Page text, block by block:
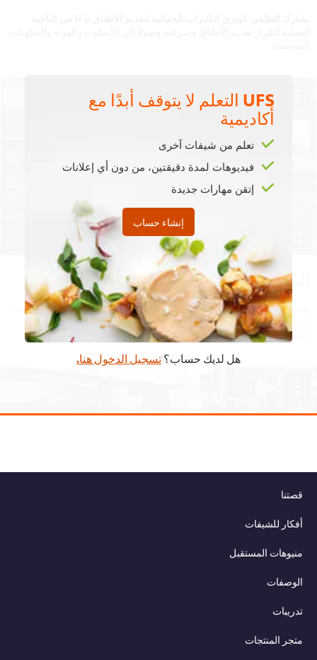
This video player may use cookies or other
browser storage. If you agree to this please
click the Accept button below.
المكونات
يستخدم الطاهي كوتزي البطاطا الحلوة ليناقش مكونات الطبق الجيد. اكتشف،
ابتداءً من درجة الحرارة إلى القوام، العناصر الجمالية التي ترافق الوصفة
لتحضير طبق بطاطا حلوة في مطعم Urbanologi.
للأطباق بفضل أفضل النصائح حول استخدام نظام شبكة لتجنب المساحات
UFS التعلم لا يتوقف أبدًا مع
أكاديمية
تعلم من شيفات آخرى
فيديوهات لمدة دقيقتين، من دون أي إعلانات
إتقن مهارات جديدة
إنشاء حساب
هل لديك حساب؟تسجيل الدخول هنا.
قصتنا
أفكار للشيفات
منيوهات المستقبل
الوصفات
تدريبات
متجر المنتجات